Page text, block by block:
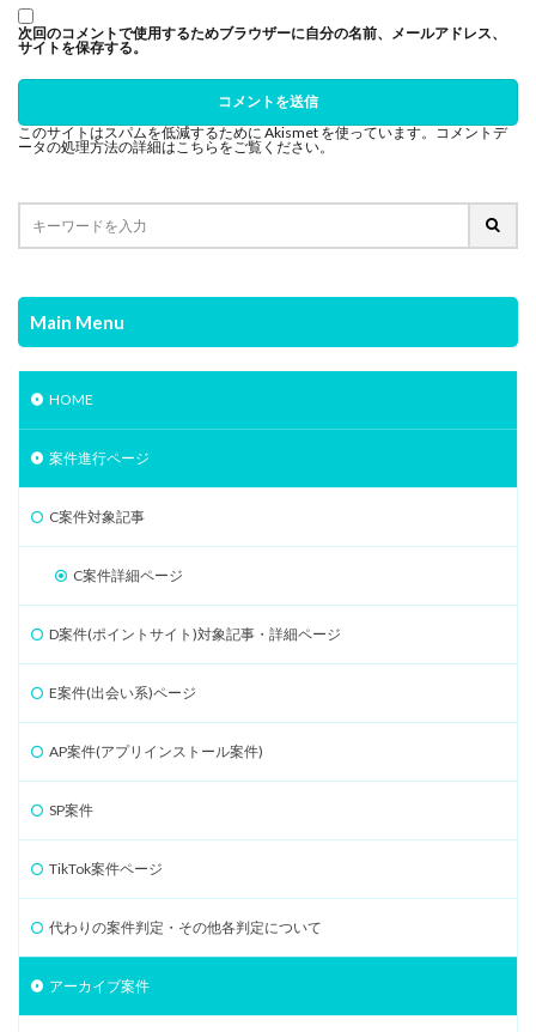
次回のコメントで使用するためブラウザーに自分の名前、メールアドレス、
サイトを保存する。
このサイトはスパムを低減するために Akismet を使っています。 コメントデ
ータの処理方法の詳細はこちらをご覧ください。
Main Menu
HOME
案件進行ページ
C案件対象記事
C案件詳細ページ
D案件(ポイントサイト)対象記事・詳細ページ
E案件(出会い系)ページ
AP案件(アプリインストール案件)
SP案件
TikTok案件ページ
代わりの案件判定・その他各判定について
アーカイブ案件